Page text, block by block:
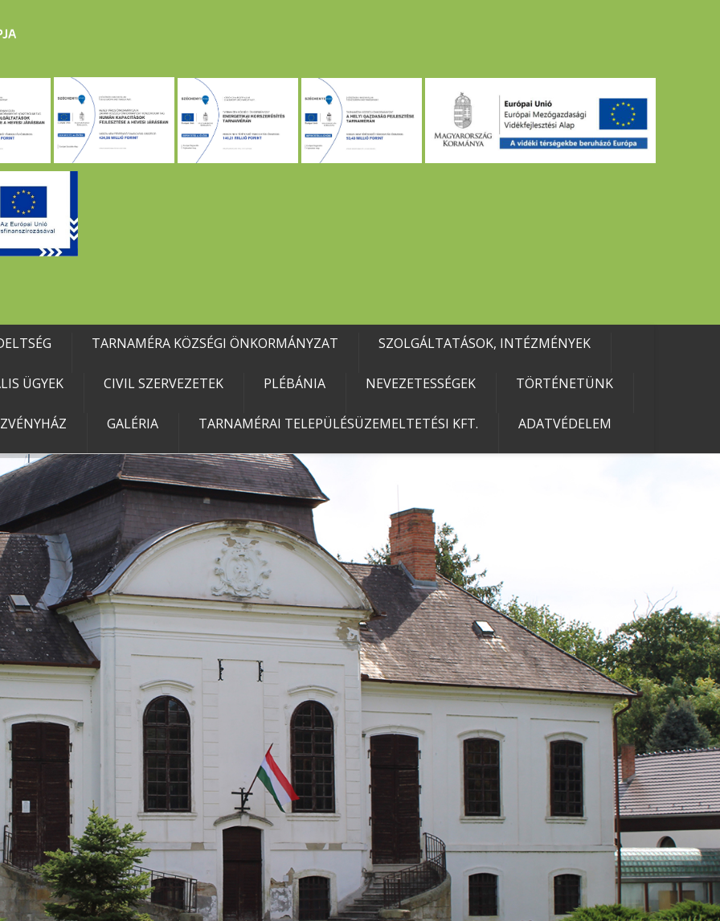
TARNAMÉRA KÖZSÉGI ÖNKORMÁNYZAT SZOLGÁLTATÁSOK, INTÉZMÉNYEK
ÜGYEK CIVIL SZERVEZETEK PLÉBÁNIA NEVEZETESSÉGEK TÖRTÉNETÜNK
GALÉRIA TARNAMÉRAI TELEPÜLÉSÜZEMELTETÉSI KFT. ADATVÉDELEM